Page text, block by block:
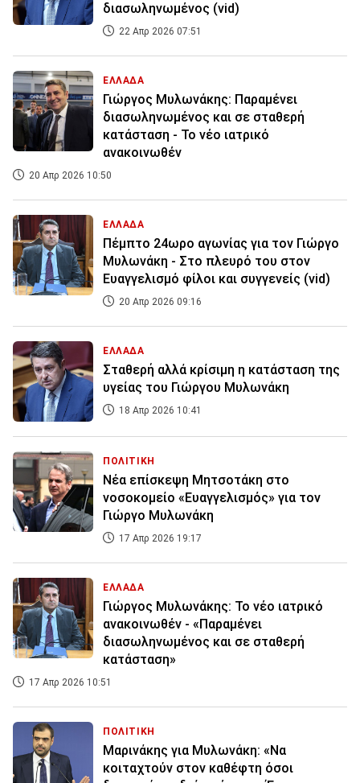
διασωληνωμένος (vid)
22 Απρ 2026 07:51
ΕΛΛΑΔΑ
Γιώργος Μυλωνάκης: Παραμένει
διασωληνωμένος και σε σταθερή
κατάσταση - Το νέο ιατρικό
ανακοινωθέν
20 Απρ 2026 10:50
ΕΛΛΑΔΑ
Πέμπτο 24ωρο αγωνίας για τον Γιώργο
Μυλωνάκη - Στο πλευρό του στον
Ευαγγελισμό φίλοι και συγγενείς (vid)
20 Απρ 2026 09:16
ΕΛΛΑΔΑ
Σταθερή αλλά κρίσιμη η κατάσταση της
υγείας του Γιώργου Μυλωνάκη
18 Απρ 2026 10:41
ΠΟΛΙΤΙΚΗ
Νέα επίσκεψη Μητσοτάκη στο
νοσοκομείο «Ευαγγελισμός» για τον
Γιώργο Μυλωνάκη
17 Απρ 2026 19:17
ΕΛΛΑΔΑ
Γιώργος Μυλωνάκης: Το νέο ιατρικό
ανακοινωθέν - «Παραμένει
διασωληνωμένος και σε σταθερή
κατάσταση»
17 Απρ 2026 10:51
ΠΟΛΙΤΙΚΗ
Μαρινάκης για Μυλωνάκη: «Να
κοιταχτούν στον καθέφτη όσοι